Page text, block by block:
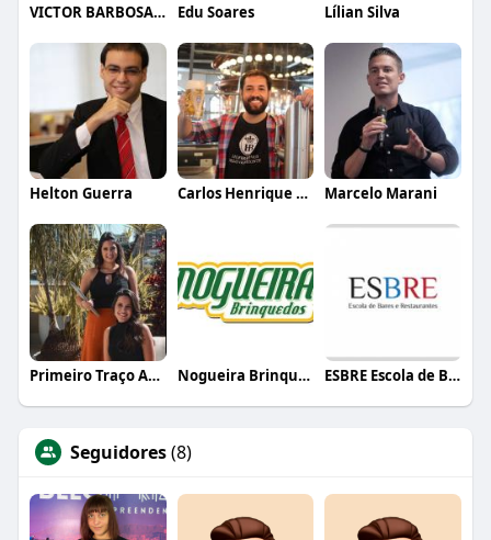
VICTOR BARBOSA QUARANTA Edu Soares Lílian Silva
Helton Guerra Carlos Henrique de Faria Vasconcelos Marcelo Marani
Primeiro Traço Arquitetura Nogueira Brinquedos ESBRE Escola de Bares e Restaurantes
Seguidores(8)